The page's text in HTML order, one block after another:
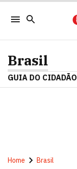
Brasil
GUIA DO CIDADÃO
Home Brasil